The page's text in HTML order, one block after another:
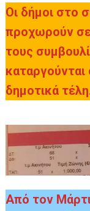
Οι δήμοι στο
προχωρούν
τους
καταργούνται
δημοτικά
Από τον